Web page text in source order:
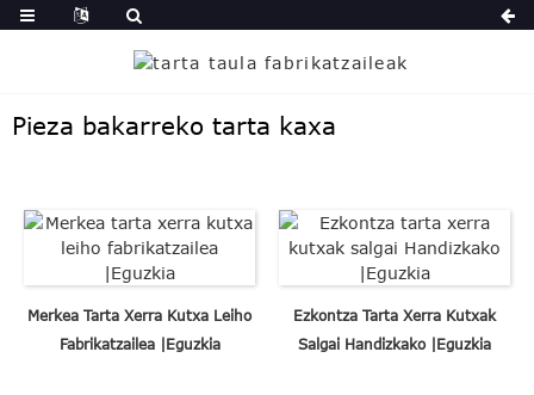
Pieza bakarreko tarta kaxa
Merkea Tarta Xerra Kutxa Leiho
Fabrikatzailea |Eguzkia
Ezkontza Tarta Xerra Kutxak
Salgai Handizkako |Eguzkia